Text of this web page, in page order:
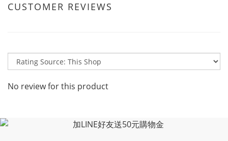
CUSTOMER REVIEWS
No review for this product